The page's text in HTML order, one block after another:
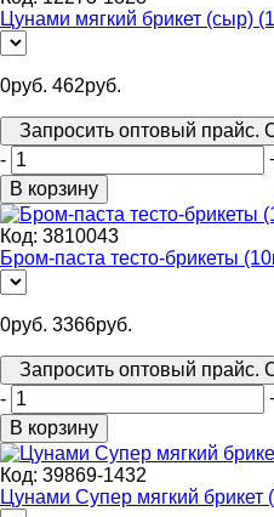
Цунами мягкий брикет (сыр)
0руб. 462руб.
Запросить оптовый прайс.
-
В корзину
Код: 3810043
Бром-паста тесто-брикеты
0руб. 3366руб.
Запросить оптовый прайс.
-
В корзину
Код: 39869-1432
Цунами Супер мягкий брикет